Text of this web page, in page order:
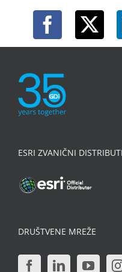
ESRI ZVANIČNI
DRUŠTVENE MREŽE